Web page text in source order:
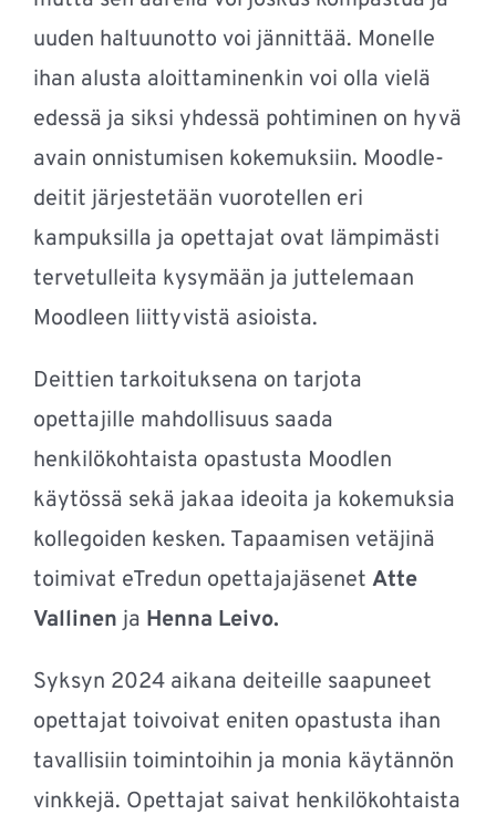
uuden haltuunotto voi jännittää. Monelle
ihan alusta aloittaminenkin voi olla vielä
edessä ja siksi yhdessä pohtiminen on hyvä
avain onnistumisen kokemuksiin. Moodle-
deitit järjestetään vuorotellen eri
kampuksilla ja opettajat ovat lämpimästi
tervetulleita kysymään ja juttelemaan
Moodleen liittyvistä asioista.
Deittien tarkoituksena on tarjota
opettajille mahdollisuus saada
henkilökohtaista opastusta Moodlen
käytössä sekä jakaa ideoita ja kokemuksia
kollegoiden kesken. Tapaamisen vetäjinä
toimivat eTredun opettajajäsenet Atte
Vallinen ja Henna Leivo.
Syksyn 2024 aikana deiteille saapuneet
opettajat toivoivat eniten opastusta ihan
tavallisiin toimintoihin ja monia käytännön
vinkkejä. Opettajat saivat henkilökohtaista